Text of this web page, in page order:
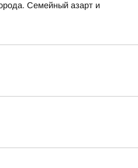
Семейный азарт и